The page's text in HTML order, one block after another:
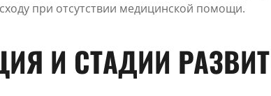
при отсутствии медицинской помощи.
И СТАДИИ